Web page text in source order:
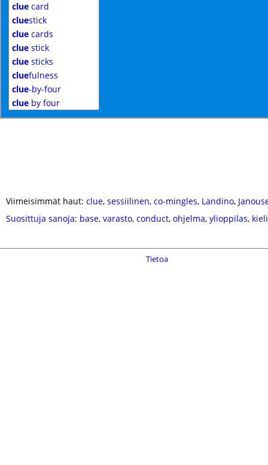
clue card
cluestick
clue cards
clue stick
clue sticks
cluefulness
clue-by-four
clue by four
Viimeisimmät haut: clue, sessiilinen, co-mingles, Landino,
Suosittuja sanoja: base, varasto, conduct, ohjelma, ylioppilas, kieli
Tietoa